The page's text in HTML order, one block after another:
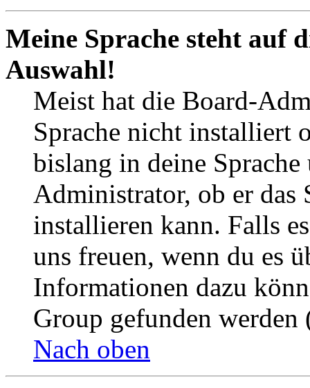
Meine Sprache steht auf
Auswahl!
Meist hat die Board-
Sprache nicht installiert
bislang in deine
Administrator, ob er das
installieren kann. Falls
uns freuen, wenn du es
Informationen dazu
Group gefunden
Nach oben